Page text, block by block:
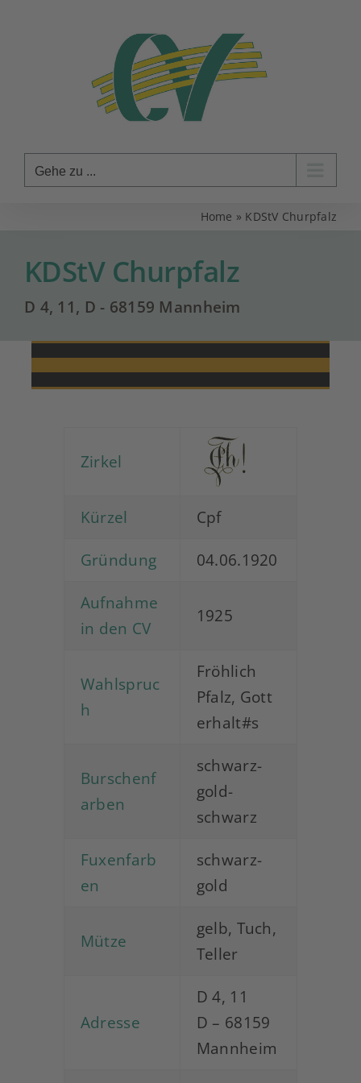
Gehe zu ...
Home » KDStV Churpfalz
KDStV Churpfalz
D 4, 11, D - 68159 Mannheim
Zirkel
Kürzel
Cpf
Gründung
04.06.1920
Aufnahme
in den CV
1925
Wahlspruc
h
Fröhlich
Pfalz, Gott
erhalt#s
Burschenf
arben
schwarz-
gold-
schwarz
Fuxenfarb
en
schwarz-
gold
Mütze
gelb, Tuch,
Teller
Adresse
D 4, 11
D – 68159
Mannheim